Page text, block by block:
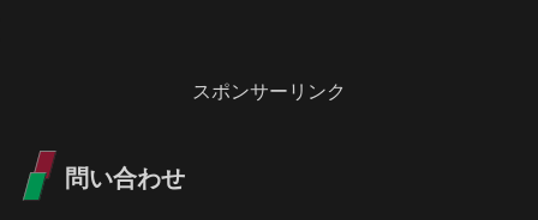
スポンサーリンク
問い合わせ